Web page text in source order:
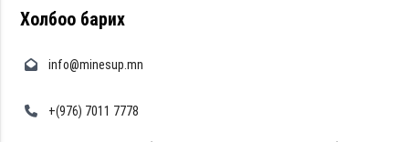
Холбоо барих
info@minesup.mn
+(976) 7011 7778